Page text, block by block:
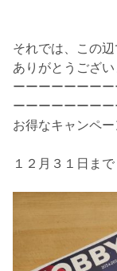
それでは、この辺
ありがとうござ
ーーーーーーー
ーーーーーーー
お得なキャンペ
１２月３１日ま